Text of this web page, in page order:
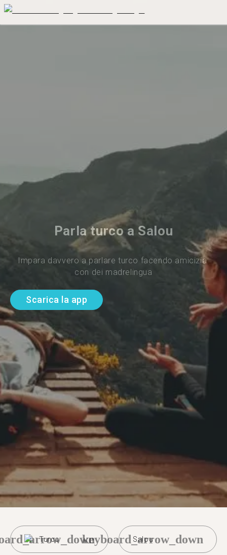
Parla turco a Salou
Impara davvero a parlare turco facendo amicizia
con dei madrelingua
Scarica la app
Turco Salou
keyboard_arrow_down